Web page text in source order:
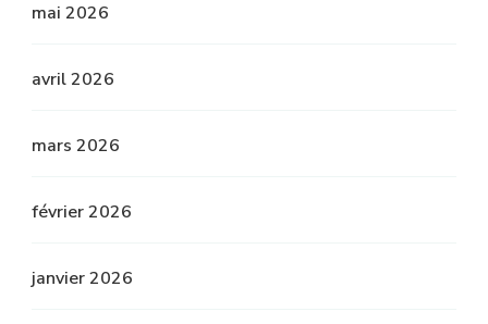
mai 2026
avril 2026
mars 2026
février 2026
janvier 2026